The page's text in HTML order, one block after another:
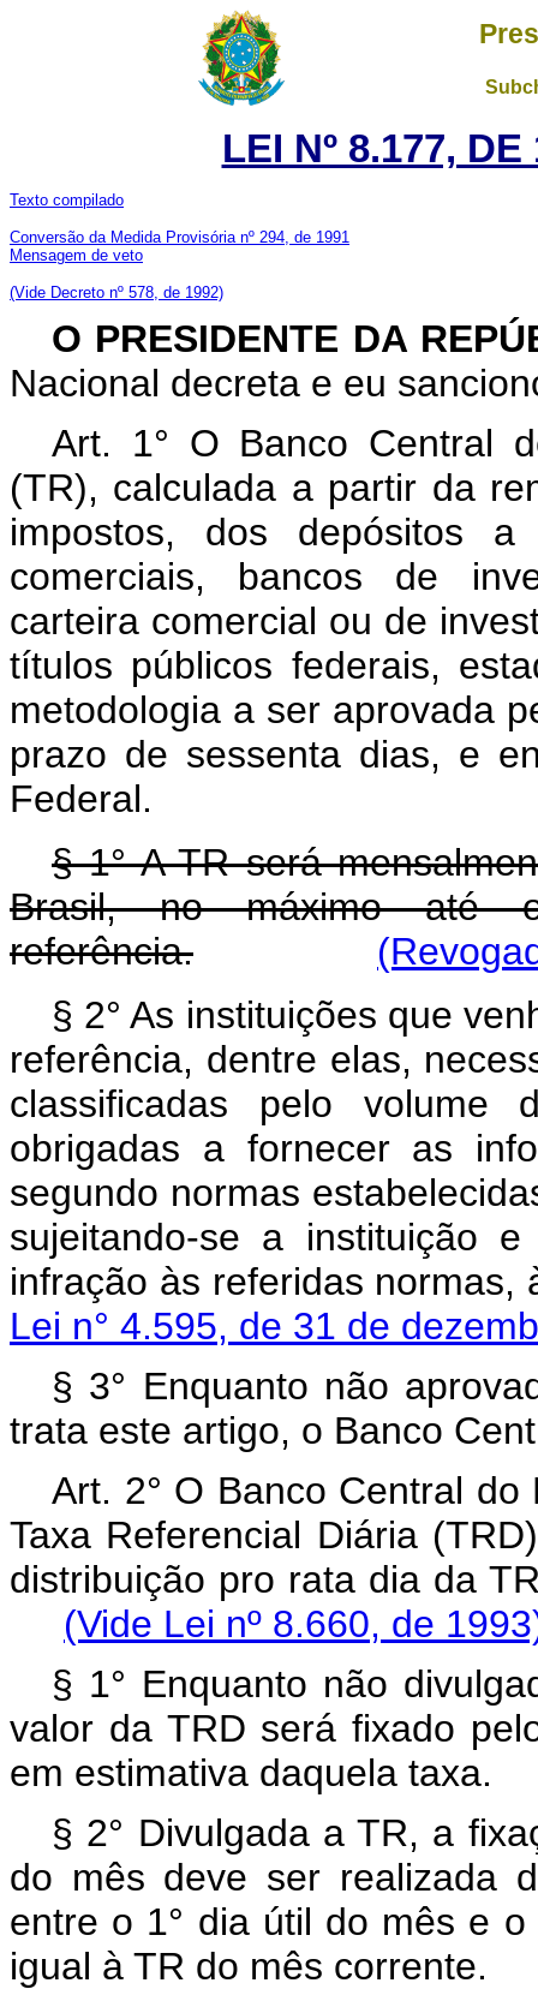
LEI Nº 8.177,
Texto compilado
Conversão da Medida Provisória nº 294, de 1991
Mensagem de veto
(Vide Decreto nº 578, de 1992)
O PRESIDENTE DA
Nacional decreta e eu
Art. 1° O Banco Central
(TR), calculada a partir da
impostos, dos depósitos
comerciais, bancos de
carteira comercial ou de
títulos públicos federais,
metodologia a ser aprovada
prazo de sessenta dias, e
Federal.
§ 1° A TR será
Brasil, no máximo
referência.
§ 2° As instituições que
referência, dentre elas,
classificadas pelo
obrigadas a fornecer as
segundo normas
sujeitando-se a instituição
infração às referidas
Lei n° 4.595, de 31 de
§ 3° Enquanto não
trata este artigo, o Banco
Art. 2° O Banco Central
Taxa Referencial Diária
distribuição pro rata dia
(Vide Lei nº 8.660, de
§ 1° Enquanto não
valor da TRD será fixado
em estimativa daquela taxa.
§ 2° Divulgada a TR, a
do mês deve ser realizada
entre o 1° dia útil do mês e
igual à TR do mês corrente.